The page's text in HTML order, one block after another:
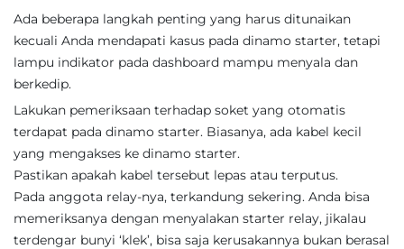
Ada beberapa langkah penting yang harus ditunaikan
kecuali Anda mendapati kasus pada dinamo starter, tetapi
lampu indikator pada dashboard mampu menyala dan
berkedip.
Lakukan pemeriksaan terhadap soket yang otomatis
terdapat pada dinamo starter. Biasanya, ada kabel kecil
yang mengakses ke dinamo starter.
Pastikan apakah kabel tersebut lepas atau terputus.
Pada anggota relay-nya, terkandung sekering. Anda bisa
memeriksanya dengan menyalakan starter relay, jikalau
terdengar bunyi ‘klek’, bisa saja kerusakannya bukan berasal